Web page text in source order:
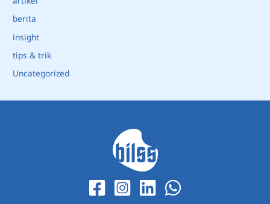
berita
insight
tips & trik
Uncategorized